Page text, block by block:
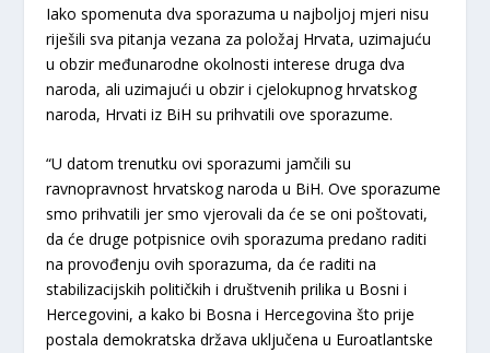
Iako spomenuta dva sporazuma u najboljoj mjeri nisu
riješili sva pitanja vezana za položaj Hrvata, uzimajuću
u obzir međunarodne okolnosti interese druga dva
naroda, ali uzimajući u obzir i cjelokupnog hrvatskog
naroda, Hrvati iz BiH su prihvatili ove sporazume.
“U datom trenutku ovi sporazumi jamčili su
ravnopravnost hrvatskog naroda u BiH. Ove sporazume
smo prihvatili jer smo vjerovali da će se oni poštovati,
da će druge potpisnice ovih sporazuma predano raditi
na provođenju ovih sporazuma, da će raditi na
stabilizacijskih političkih i društvenih prilika u Bosni i
Hercegovini, a kako bi Bosna i Hercegovina što prije
postala demokratska država uključena u Euroatlantske